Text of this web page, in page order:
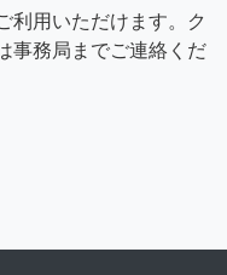
利用いただけます。ク
事務局までご連絡くだ